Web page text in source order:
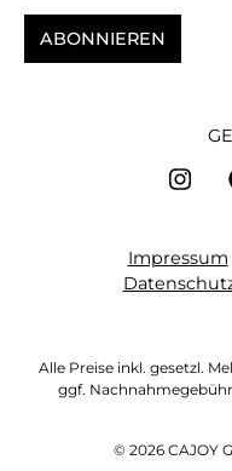
ABONNIEREN
Impressum
Alle Preise inkl. gesetzl.
ggf.
© 2026 CAJOY